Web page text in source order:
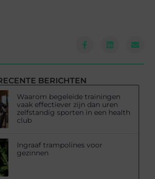
BERICHTEN
Waarom begeleide trainingen
vaak effectiever zijn dan uren
zelfstandig sporten in een health
club
Ingraaf trampolines voor
gezinnen